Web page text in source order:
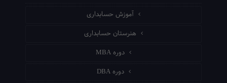
آموزش حسابداری
هنرستان حسابداری
دوره MBA
دوره DBA